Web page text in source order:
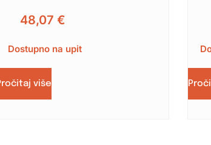
48,07€
Dostupno na upit
više